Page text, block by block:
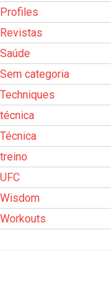
Profiles
Revistas
Saúde
Sem categoria
Techniques
técnica
Técnica
treino
UFC
Wisdom
Workouts